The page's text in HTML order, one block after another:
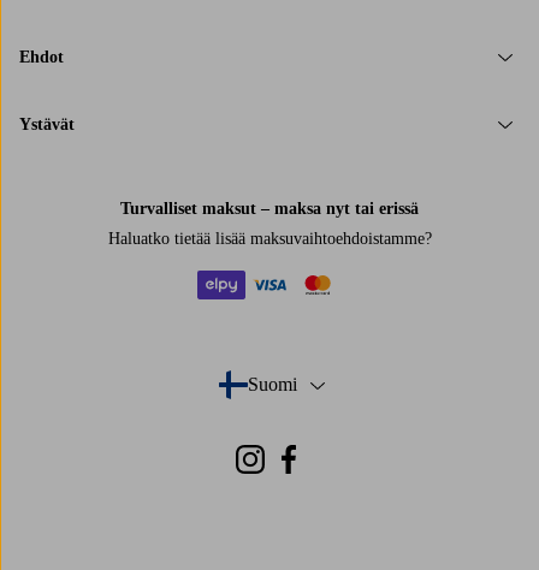
Ehdot
Ystävät
Turvalliset maksut – maksa nyt tai erissä
Haluatko tietää lisää maksuvaihtoehdoistamme?
Suomi
- Valitse maa